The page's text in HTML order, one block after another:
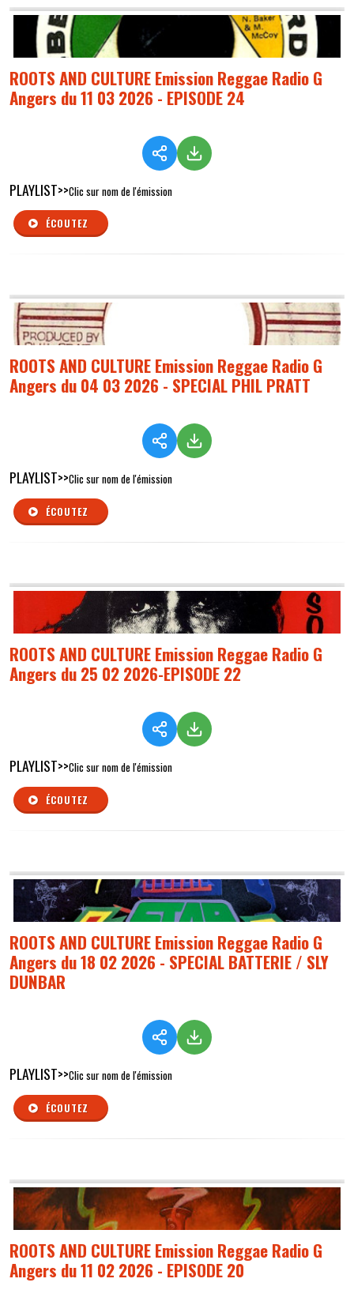
ROOTS AND CULTURE Emission Reggae Radio G
Angers du 11 03 2026 - EPISODE 24
PLAYLIST>>Clic sur nom de l'émission
ÉCOUTEZ
ROOTS AND CULTURE Emission Reggae Radio G
Angers du 04 03 2026 - SPECIAL PHIL PRATT
PLAYLIST>>Clic sur nom de l'émission
ÉCOUTEZ
ROOTS AND CULTURE Emission Reggae Radio G
Angers du 25 02 2026-EPISODE 22
PLAYLIST>>Clic sur nom de l'émission
ÉCOUTEZ
ROOTS AND CULTURE Emission Reggae Radio G
Angers du 18 02 2026 - SPECIAL BATTERIE / SLY
DUNBAR
PLAYLIST>>Clic sur nom de l'émission
ÉCOUTEZ
ROOTS AND CULTURE Emission Reggae Radio G
Angers du 11 02 2026 - EPISODE 20